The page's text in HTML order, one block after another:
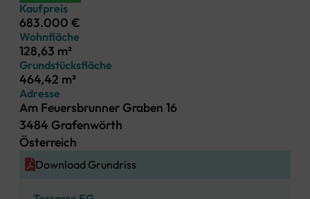
Kaufpreis
683.000 €
Wohnfläche
128,63 m²
Grundstücksfläche
464,42 m²
Adresse
Am Feuersbrunner Graben 16
3484 Grafenwörth
Österreich
Download Grundriss